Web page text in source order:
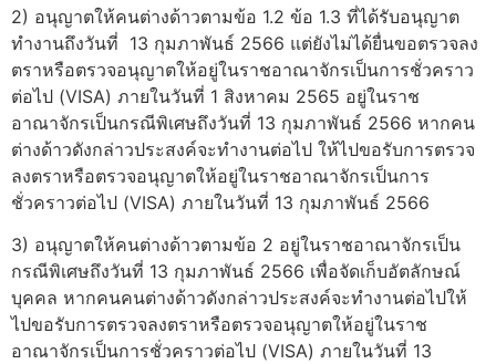
2) อนุญาตให้คนต่างด้าวตามข้อ 1.2 ข้อ 1.3 ที่ได้รับอนุญาต
ทำงานถึงวันที่ 13 กุมภาพันธ์ 2566 แต่ยังไม่ได้ยื่นขอตรวจลง
ตราหรือตรวจอนุญาตให้อยู่ในราชอาณาจักรเป็นการชั่วคราว
ต่อไป (VISA) ภายในวันที่ 1 สิงหาคม 2565 อยู่ในราช
อาณาจักรเป็นกรณีพิเศษถึงวันที่ 13 กุมภาพันธ์ 2566 หากคน
ต่างด้าวดังกล่าวประสงค์จะทำงานต่อไป ให้ไปขอรับการตรวจ
ลงตราหรือตรวจอนุญาตให้อยู่ในราชอาณาจักรเป็นการ
ชั่วคราวต่อไป (VISA) ภายในวันที่ 13 กุมภาพันธ์ 2566
3) อนุญาตให้คนต่างด้าวตามข้อ 2 อยู่ในราชอาณาจักรเป็น
กรณีพิเศษถึงวันที่ 13 กุมภาพันธ์ 2566 เพื่อจัดเก็บอัตลักษณ์
บุคคล หากคนคนต่างด้าวดังกล่าวประสงค์จะทำงานต่อไปให้
ไปขอรับการตรวจลงตราหรือตรวจอนุญาตให้อยู่ในราช
อาณาจักรเป็นการชั่วคราวต่อไป (VISA) ภายในวันที่ 13